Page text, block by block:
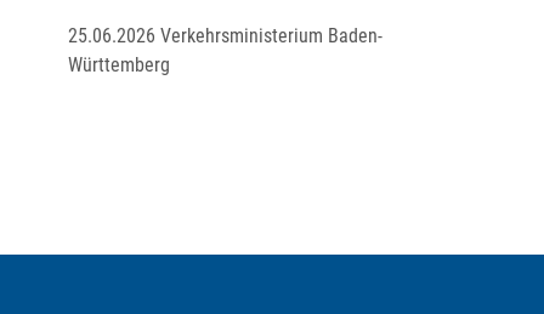
25.06.2026 Verkehrsministerium Baden-
Württemberg